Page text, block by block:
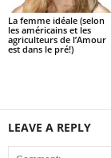
La femme idéale (selon
les américains et les
agriculteurs de l’Amour
est dans le pré!)
LEAVE A REPLY